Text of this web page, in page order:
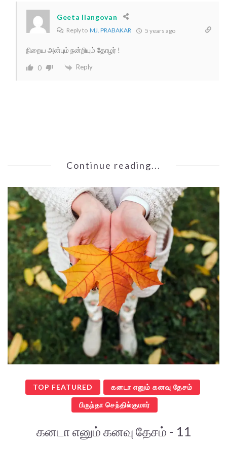
Geeta Ilangovan
Reply to MJ. PRABAKAR 5 years ago
நிறைய அன்பும் நன்றியும் தோழர் !
0 Reply
Continue reading...
TOP FEATURED கனடா எனும் கனவு தேசம்
பிருந்தா செந்தில்குமார்
கனடா எனும் கனவு தேசம் - 11